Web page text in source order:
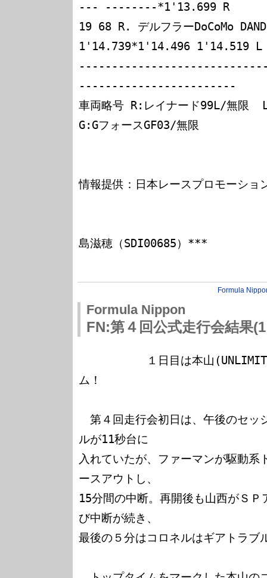
--- --------*1'13.699 R
19 68 R. デルフラーDoCoMo
1'14.739*1'14.496 1'14.519 L
------------------------
車両略号 R:レイナード99L/無限
G:GフォースGF03/無限
情報提供：日本レースプロモーショ
島滋穂（SDI00685）***
Formula
Formula Nippon
FN:第４回公式走行会結果
１日目は本山(UNLIMITED
ム！
第４回走行会初日は、午後のセッ
ルが11秒台に
入れていたが、ファーマンが駆動系
ースアウトし、
15分間の中断。再開後も山西がＳ
び中断が続き、
最後の５分はコロネルはギアトラブ